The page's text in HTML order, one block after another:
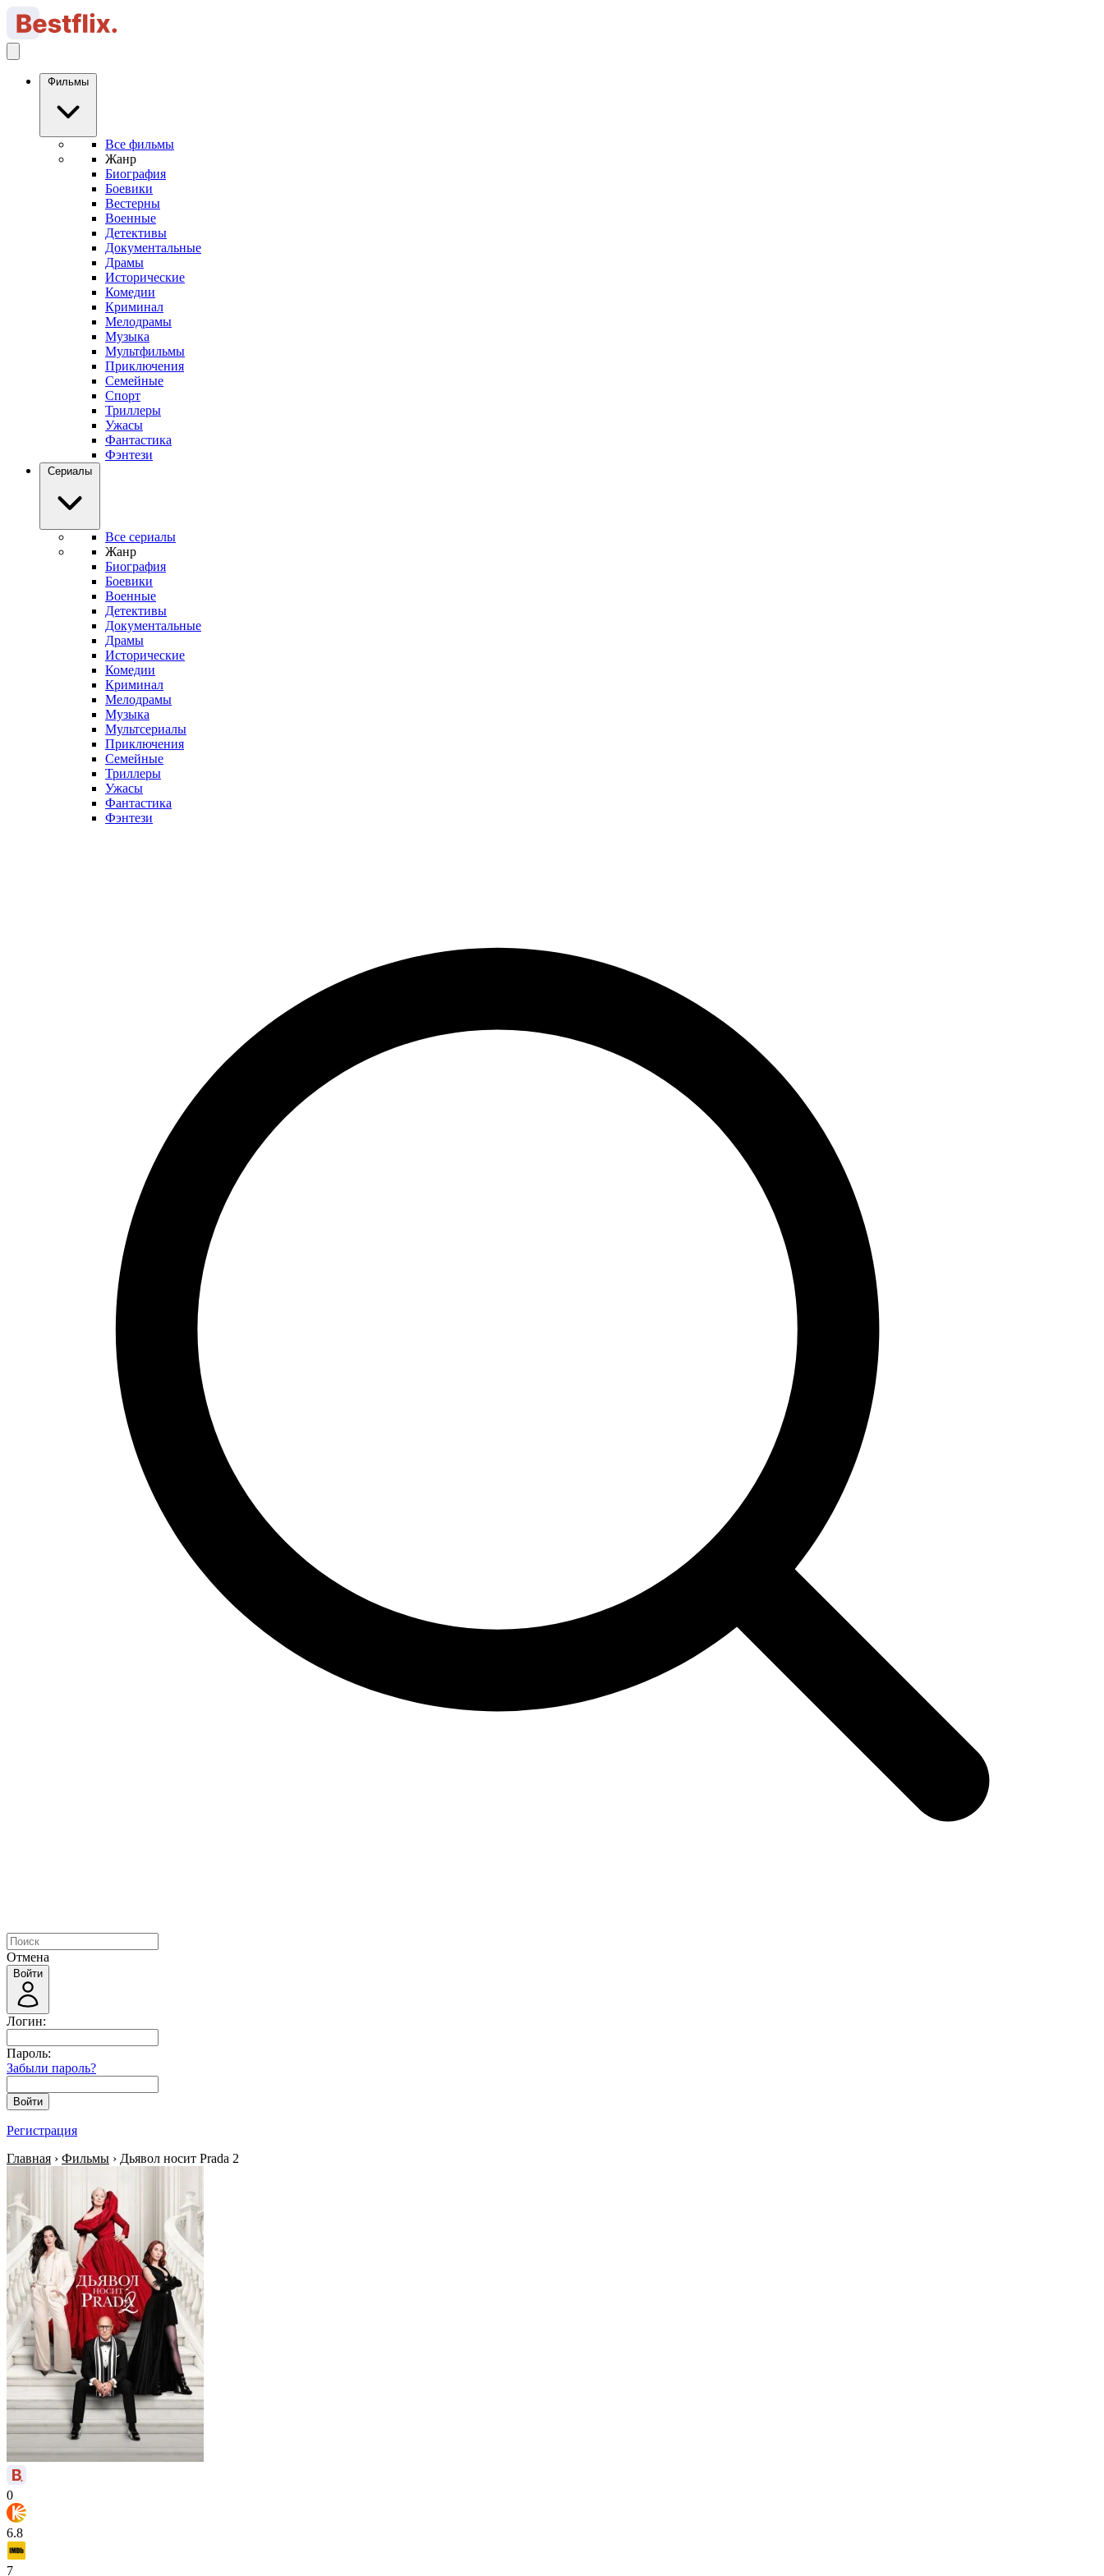
Фильмы
Все фильмы
Жанр
Биография
Боевики
Вестерны
Военные
Детективы
Документальные
Драмы
Исторические
Комедии
Криминал
Мелодрамы
Музыка
Мультфильмы
Приключения
Семейные
Спорт
Триллеры
Ужасы
Фантастика
Фэнтези
Сериалы
Все сериалы
Жанр
Биография
Боевики
Военные
Детективы
Документальные
Драмы
Исторические
Комедии
Криминал
Мелодрамы
Музыка
Мультсериалы
Приключения
Семейные
Триллеры
Ужасы
Фантастика
Фэнтези
Отмена
Войти
Логин:
Пароль:
Забыли пароль?
Войти
Регистрация
Главная › Фильмы › Дьявол носит Prada 2
0
6.8
7